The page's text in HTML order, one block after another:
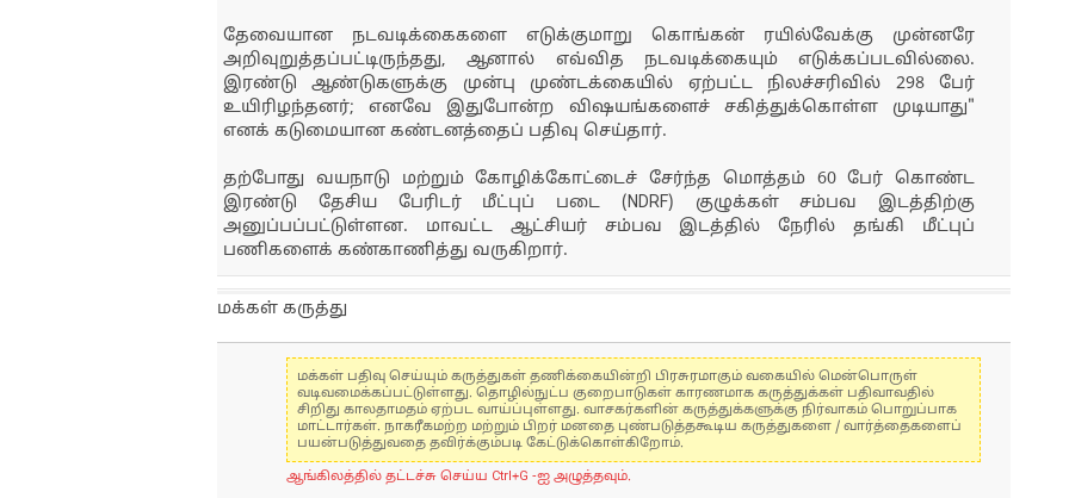
தேவையான நடவடிக்கைகளை எடுக்குமாறு கொங்கன் ரயில்வேக்கு முன்னரே
அறிவுறுத்தப்பட்டிருந்தது, ஆனால் எவ்வித நடவடிக்கையும் எடுக்கப்படவில்லை.
இரண்டு ஆண்டுகளுக்கு முன்பு முண்டக்கையில் ஏற்பட்ட நிலச்சரிவில் 298 பேர்
உயிரிழந்தனர்; எனவே இதுபோன்ற விஷயங்களைச் சகித்துக்கொள்ள முடியாது"
எனக் கடுமையான கண்டனத்தைப் பதிவு செய்தார்.
தற்போது வயநாடு மற்றும் கோழிக்கோட்டைச் சேர்ந்த மொத்தம் 60 பேர் கொண்ட
இரண்டு தேசிய பேரிடர் மீட்புப் படை (NDRF) குழுக்கள் சம்பவ இடத்திற்கு
அனுப்பப்பட்டுள்ளன. மாவட்ட ஆட்சியர் சம்பவ இடத்தில் நேரில் தங்கி மீட்புப்
பணிகளைக் கண்காணித்து வருகிறார்.
மக்கள் கருத்து
மக்கள் பதிவு செய்யும் கருத்துகள் தணிக்கையின்றி பிரசுரமாகும் வகையில் மென்பொருள்
வடிவமைக்கப்பட்டுள்ளது. தொழில்நுட்ப குறைபாடுகள் காரணமாக கருத்துக்கள் பதிவாவதில்
சிறிது காலதாமதம் ஏற்பட வாய்ப்புள்ளது. வாசகர்களின் கருத்துக்களுக்கு நிர்வாகம் பொறுப்பாக
மாட்டார்கள். நாகரீகமற்ற மற்றும் பிறர் மனதை புண்படுத்தகூடிய கருத்துகளை / வார்த்தைகளைப்
பயன்படுத்துவதை தவிர்க்கும்படி கேட்டுக்கொள்கிறோம்.
ஆங்கிலத்தில் தட்டச்சு செய்ய Ctrl+G -ஐ அழுத்தவும்.